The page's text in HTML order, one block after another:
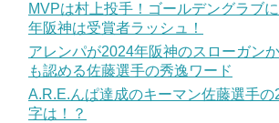
MVPは村上投手！ゴールデングラブ
年阪神は受賞者ラッシュ！
アレンパが2024年阪神のスローガン
も認める佐藤選手の秀逸ワード
A.R.E.んぱ達成のキーマン佐藤選手
字は！？